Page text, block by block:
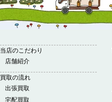
当店のこだわり
店舗紹介
買取の流れ
出張買取
宅配買取